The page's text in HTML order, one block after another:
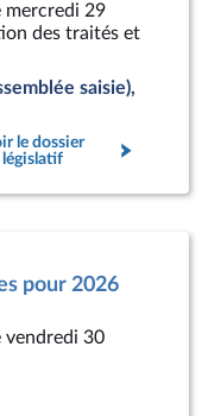
mercredi 29
des traités et
saisie),
le dossier
législatif
pour 2026
vendredi 30